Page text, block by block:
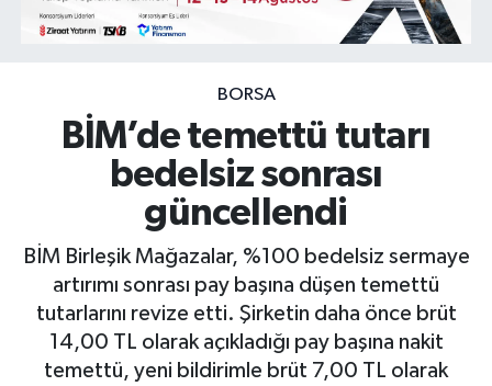
BORSA
BİM’de temettü tutarı
bedelsiz sonrası
güncellendi
BİM Birleşik Mağazalar, %100 bedelsiz sermaye
artırımı sonrası pay başına düşen temettü
tutarlarını revize etti. Şirketin daha önce brüt
14,00 TL olarak açıkladığı pay başına nakit
temettü, yeni bildirimle brüt 7,00 TL olarak
Galeri
Bitcoin
Şirket Haberleri
BIST 100 Isı Haritası
Coin Isı Haritası